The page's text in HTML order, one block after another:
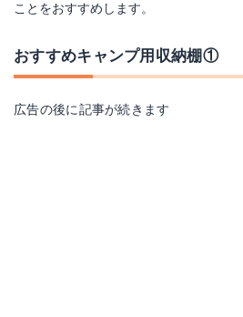
ことをおすすめします。
おすすめキャンプ用収納棚①
広告の後に記事が続きます